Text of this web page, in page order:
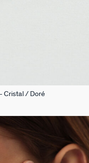
Cristal / Doré